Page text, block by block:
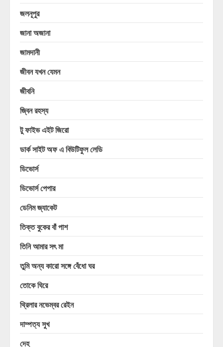
জলনূপুর
জানা অজানা
জামদানী
জীবন যখন যেমন
জীবনি
জ্বিন রহস্য
টু ফাইভ এইট জিরো
ডার্ক সাইট অফ এ বিউটিফুল লেডি
ডিভোর্স
ডিভোর্স পেপার
ডেনিম জ্যাকেট
তিক্ত বুকের বাঁ পাশ
তিনি আমার সৎ মা
তুমি অন্য কারো সঙ্গে বেঁধো ঘর
তোকে ঘিরে
থ্রিলার নভেম্বর রেইন
দাম্পত্য সুখ
দেহ